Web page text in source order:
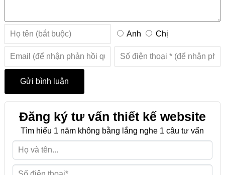
Anh Chị
Đăng ký tư vấn thiết kế website
Tìm hiểu 1 năm không bằng lắng nghe 1 câu tư vấn